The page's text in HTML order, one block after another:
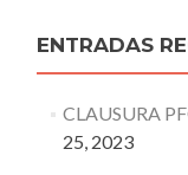
ENTRADAS
CLAUSURA
25, 2023